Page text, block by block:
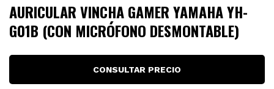
AURICULAR VINCHA GAMER YAMAHA YH-
G01B (CON MICRÓFONO DESMONTABLE)